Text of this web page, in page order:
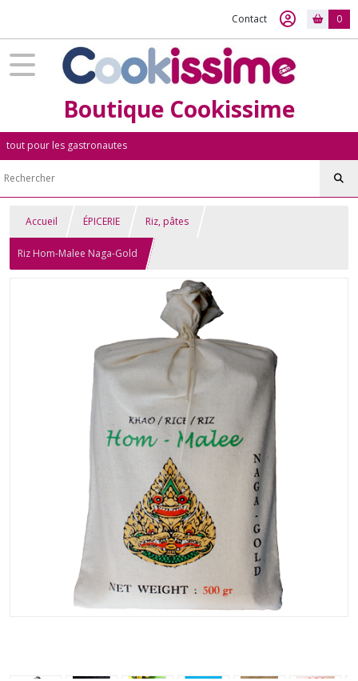
Contact 0
Boutique Cookissime
tout pour les gastronautes
Accueil ÉPICERIE Riz, pâtes
Riz Hom-Malee Naga-Gold